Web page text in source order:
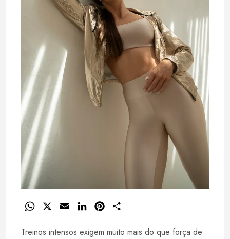
W
a
a
n
n
a
Treinos intensos exigem muito mais do que força de